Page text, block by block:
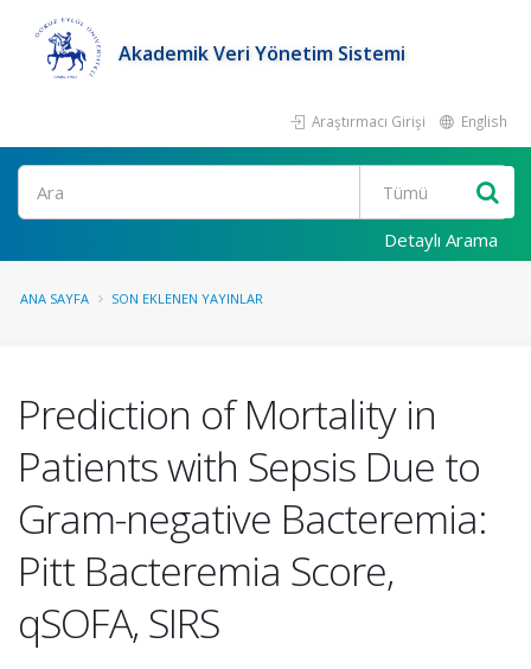
Akademik Veri Yönetim Sistemi
Araştırmacı Girişi English
Ara
Detaylı Arama
ANA SAYFA SON EKLENEN YAYINLAR
Prediction of Mortality in
Patients with Sepsis Due to
Gram-negative Bacteremia:
Pitt Bacteremia Score,
qSOFA, SIRS